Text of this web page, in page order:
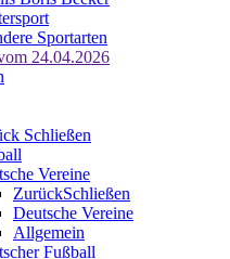
Sportarten
24.04.2026
Schließen
Vereine
ZurückSchließen
Deutsche Vereine
Allgemein
Fußball